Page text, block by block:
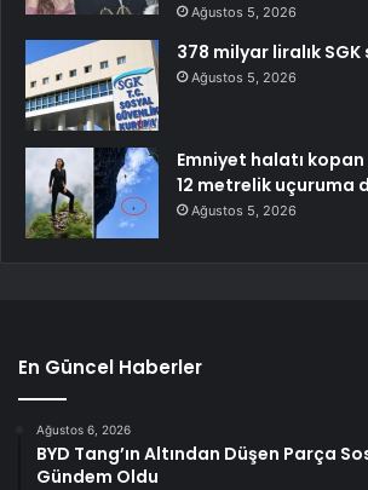
Ağustos 5, 2026
378 milyar liralık SGK
Ağustos 5, 2026
Emniyet halatı
12 metrelik uçuruma
Ağustos 5, 2026
En Güncel Haberler
Ağustos 6, 2026
BYD Tang’ın Altından Düşen Parça
Gündem Oldu